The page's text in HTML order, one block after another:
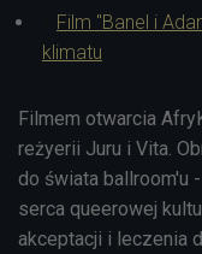
Film "Banel i
klimatu
Filmem otwarcia
reżyerii Juru i Vita.
do świata ballroom'u
serca queerowej
akceptacji i leczenia